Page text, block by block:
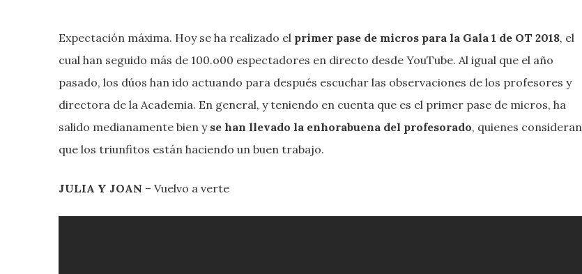
Expectación máxima. Hoy se ha realizado el primer pase de micros para la Gala 1 de OT 2018, el
cual han seguido más de 100.o00 espectadores en directo desde YouTube. Al igual que el año
pasado, los dúos han ido actuando para después escuchar las observaciones de los profesores y
directora de la Academia. En general, y teniendo en cuenta que es el primer pase de micros, ha
salido medianamente bien y se han llevado la enhorabuena del profesorado, quienes consideran
que los triunfitos están haciendo un buen trabajo.
JULIA Y JOAN – Vuelvo a verte